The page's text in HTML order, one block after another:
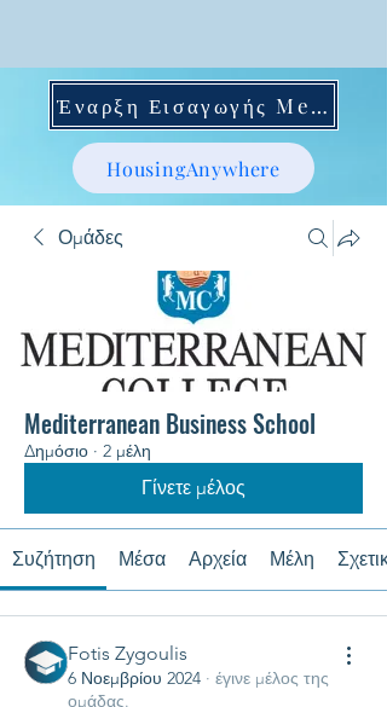
Έναρξη Εισαγωγής Mentoring
HousingAnywhere
Ομάδες
Mediterranean Business School
Δημόσιο · 2 μέλη
Γίνετε μέλος
Συζήτηση Μέσα Αρχεία Μέλη
Fotis Zygoulis
6 Νοεμβρίου 2024 · έγινε μέλος της
ομάδας.